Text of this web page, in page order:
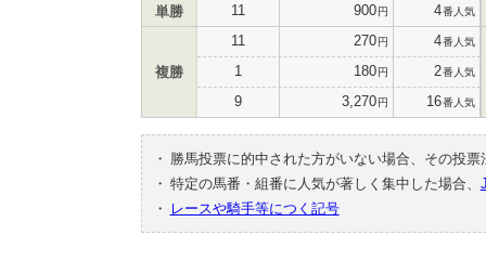
単勝 11 900円 4番人気
複勝
11 270円 4番人気
1 180円 2番人気
9 3,270円 16番人気
・
勝馬投票に的中された方がいない場合、その投
・ 特定の馬番・組番に人気が著しく集中した場合、
・
レースや騎手等につく記号